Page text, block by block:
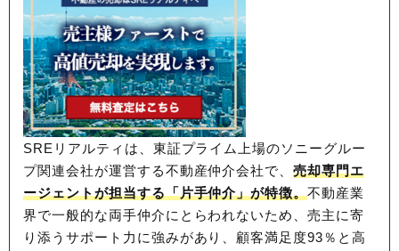
SREリアルティは、東証プライム上場のソニーグルー
プ関連会社が運営する不動産仲介会社で、売却専門エ
ージェントが担当する「片手仲介」が特徴。不動産業
界で一般的な両手仲介にとらわれないため、売主に寄
り添うサポート力に強みがあり、顧客満足度93％と高